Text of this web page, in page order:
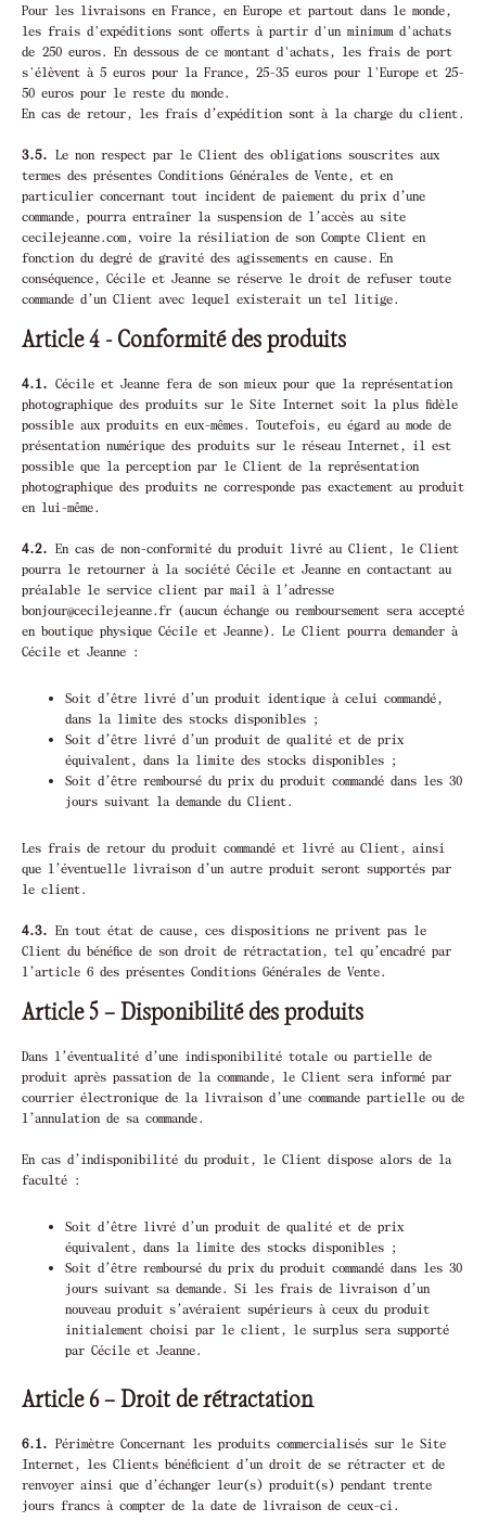
Pour les livraisons en France, en Europe et partout dans le monde,
les frais d'expéditions sont offerts à partir d'un minimum d'achats
de 250 euros. En dessous de ce montant d'achats, les frais de port
s'élèvent à 5 euros pour la France, 25-35 euros pour l'Europe et 25-
50 euros pour le reste du monde.
En cas de retour, les frais d’expédition sont à la charge du client.
3.5.
Le non respect par le Client des obligations souscrites aux
termes des présentes Conditions Générales de Vente, et en
particulier concernant tout incident de paiement du prix d’une
commande, pourra entraîner la suspension de l’accès au site
cecilejeanne.com, voire la résiliation de son Compte Client en
fonction du degré de gravité des agissements en cause. En
conséquence, Cécile et Jeanne se réserve le droit de refuser toute
commande d’un Client avec lequel existerait un tel litige.
Article 4 - Conformité des produits
4.1.
Cécile et Jeanne fera de son mieux pour que la représentation
photographique des produits sur le Site Internet soit la plus fidèle
possible aux produits en eux-mêmes. Toutefois, eu égard au mode de
présentation numérique des produits sur le réseau Internet, il est
possible que la perception par le Client de la représentation
photographique des produits ne corresponde pas exactement au produit
en lui-même.
4.2.
En cas de non-conformité du produit livré au Client, le Client
pourra le retourner à la société Cécile et Jeanne en contactant au
préalable le service client par mail à l’adresse
bonjour@cecilejeanne.fr (aucun échange ou remboursement sera accepté
en boutique physique Cécile et Jeanne). Le Client pourra demander à
Cécile et Jeanne :
Soit d’être livré d’un produit identique à celui commandé,
dans la limite des stocks disponibles ;
Soit d’être livré d’un produit de qualité et de prix
équivalent, dans la limite des stocks disponibles ;
Soit d’être remboursé du prix du produit commandé dans les 30
jours suivant la demande du Client.
Les frais de retour du produit commandé et livré au Client, ainsi
que l’éventuelle livraison d’un autre produit seront supportés par
le client.
4.3.
En tout état de cause, ces dispositions ne privent pas le
Client du bénéfice de son droit de rétractation, tel qu’encadré par
l’article 6 des présentes Conditions Générales de Vente.
Article 5 – Disponibilité des produits
Dans l’éventualité d’une indisponibilité totale ou partielle de
produit après passation de la commande, le Client sera informé par
courrier électronique de la livraison d’une commande partielle ou de
l’annulation de sa commande.
En cas d’indisponibilité du produit, le Client dispose alors de la
faculté :
Soit d’être livré d’un produit de qualité et de prix
équivalent, dans la limite des stocks disponibles ;
Soit d’être remboursé du prix du produit commandé dans les 30
jours suivant sa demande. Si les frais de livraison d’un
nouveau produit s’avéraient supérieurs à ceux du produit
initialement choisi par le client, le surplus sera supporté
par Cécile et Jeanne.
Article 6 – Droit de rétractation
6.1.
Périmètre Concernant les produits commercialisés sur le Site
Internet, les Clients bénéficient d’un droit de se rétracter et de
renvoyer ainsi que d’échanger leur(s) produit(s) pendant trente
jours francs à compter de la date de livraison de ceux-ci.